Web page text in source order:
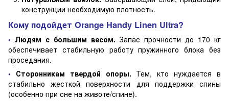
конструкции необходимую плотность.
Кому подойдет Orange Handy Linen Ultra?
• Людям с большим весом. Запас прочности до 170 кг
обеспечивает стабильную работу пружинного блока без
проседания.
• Сторонникам твердой опоры. Тем, кто нуждается в
стабильно жесткой поверхности для поддержки спины
(особенно при сне на животе/спине).